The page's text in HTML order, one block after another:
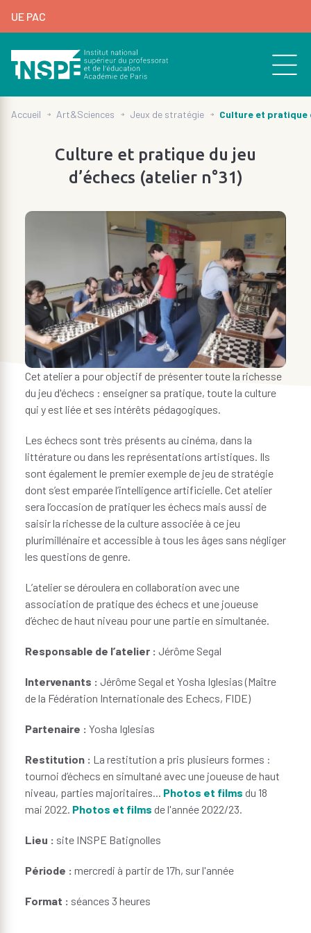
UE PAC
d'Ariane
Accueil Art&Sciences Jeux de stratégie Culture et pratique
Culture et pratique du jeu
d’échecs (atelier n°31)
Cet atelier a pour objectif de présenter toute la richesse
du jeu d'échecs : enseigner sa pratique, toute la culture
qui y est liée et ses intérêts pédagogiques.
Les échecs sont très présents au cinéma, dans la
littérature ou dans les représentations artistiques. Ils
sont également le premier exemple de jeu de stratégie
dont s’est emparée l’intelligence artificielle. Cet atelier
sera l’occasion de pratiquer les échecs mais aussi de
saisir la richesse de la culture associée à ce jeu
plurimillénaire et accessible à tous les âges sans négliger
les questions de genre.
L’atelier se déroulera en collaboration avec une
association de pratique des échecs et une joueuse
d’échec de haut niveau pour une partie en simultanée.
Responsable de l’atelier : Jérôme Segal
Intervenants : Jérôme Segal et Yosha Iglesias (Maître
de la Fédération Internationale des Echecs, FIDE)
Partenaire : Yosha Iglesias
Restitution : La restitution a pris plusieurs formes :
tournoi d’échecs en simultané avec une joueuse de haut
niveau, parties majoritaires... Photos et films du 18
mai 2022. Photos et films de l'année 2022/23.
Lieu : site INSPE Batignolles
Période : mercredi à partir de 17h, sur l'année
Format : séances 3 heures
de
page